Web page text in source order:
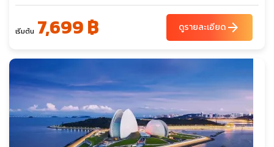
เริ่มต้น 7,699 ฿ ดูรายละเอียดarrow_forward